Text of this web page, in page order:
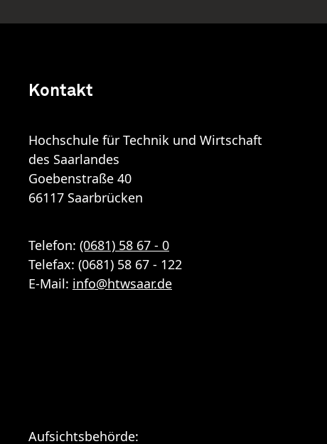
Kontakt
Hochschule für Technik und Wirtschaft
des Saarlandes
Goebenstraße 40
66117 Saarbrücken
Telefon: (0681) 58 67 - 0
Telefax: (0681) 58 67 - 122
E-Mail: info@htwsaar.de
Aufsichtsbehörde: